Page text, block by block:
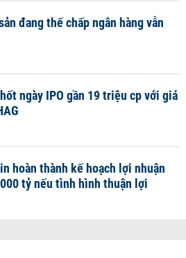
đang thế chấp ngân hàng vẫn
ngày IPO gần 19 triệu cp với giá
hoàn thành kế hoạch lợi nhuận
tỷ nếu tình hình thuận lợi